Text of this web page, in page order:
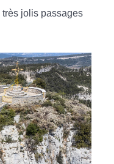
jolis passages